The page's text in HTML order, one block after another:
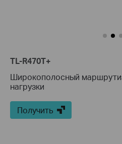
TL-R470T+
Широкополосный
нагрузки
Получить